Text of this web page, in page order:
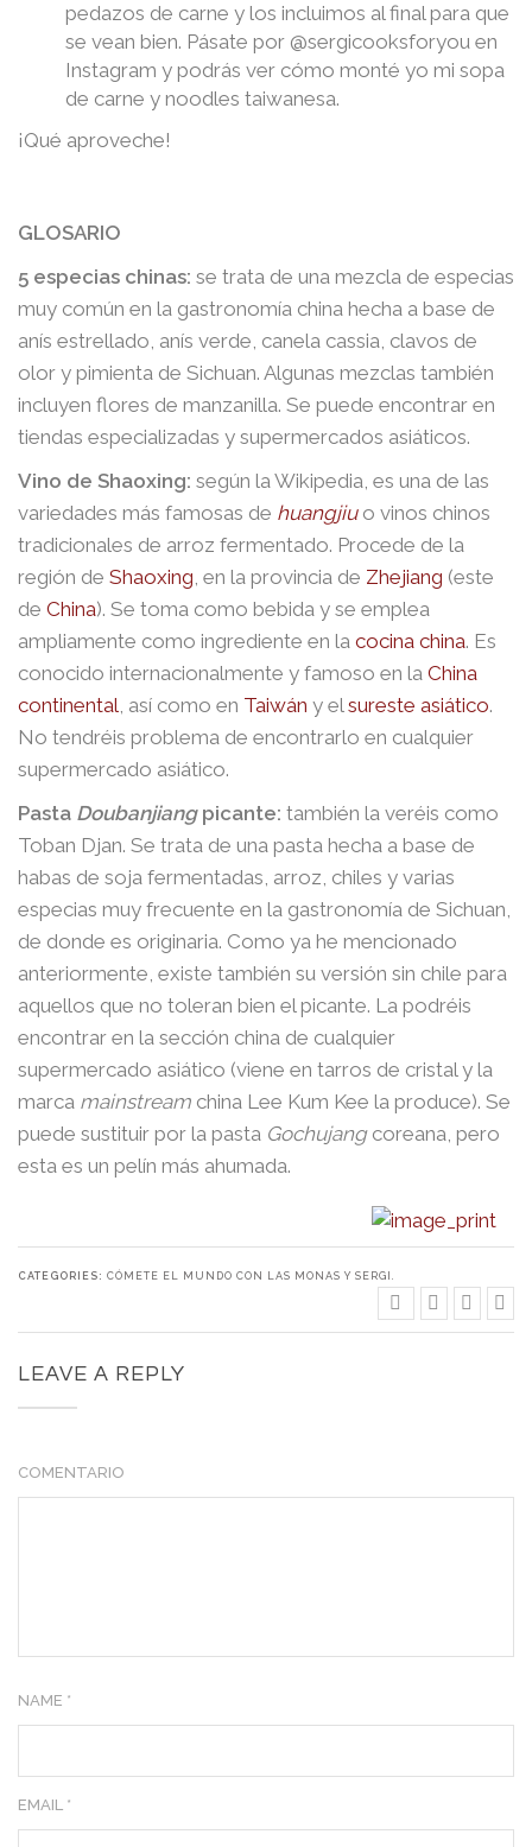
pedazos de carne y los incluimos al final para que
se vean bien. Pásate por @sergicooksforyou en
Instagram y podrás ver cómo monté yo mi sopa
de carne y noodles taiwanesa.
¡Qué aproveche!
GLOSARIO
5 especias chinas: se trata de una mezcla de especias
muy común en la gastronomía china hecha a base de
anís estrellado, anís verde, canela cassia, clavos de
olor y pimienta de Sichuan. Algunas mezclas también
incluyen flores de manzanilla. Se puede encontrar en
tiendas especializadas y supermercados asiáticos.
Vino de Shaoxing: según la Wikipedia, es una de las
variedades más famosas de huangjiuo vinos chinos
tradicionales de arroz fermentado. Procede de la
región de Shaoxing, en la provincia de Zhejiang (este
de China). Se toma como bebida y se emplea
ampliamente como ingrediente en la cocina china. Es
conocido internacionalmente y famoso en la China
continental, así como en Taiwán y elsureste asiático.
No tendréis problema de encontrarlo en cualquier
supermercado asiático.
Pasta Doubanjiangpicante: también la veréis como
Toban Djan. Se trata de una pasta hecha a base de
habas de soja fermentadas, arroz, chiles y varias
especias muy frecuente en la gastronomía de Sichuan,
de donde es originaria. Como ya he mencionado
anteriormente, existe también su versión sin chile para
aquellos que no toleran bien el picante. La podréis
encontrar en la sección china de cualquier
supermercado asiático (viene en tarros de cristal y la
marca mainstream china Lee Kum Kee la produce). Se
puede sustituir por la pasta Gochujangcoreana, pero
esta es un pelín más ahumada.
CATEGORIES: CÓMETE EL MUNDO CON LAS MONAS Y SERGI.
LEAVE A REPLY
COMENTARIO
NAME *
EMAIL *